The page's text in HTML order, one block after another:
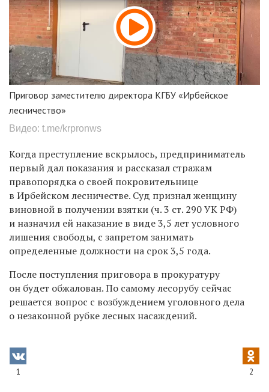
Приговор заместителю директора КГБУ «Ирбейское
лесничество»
Видео: t.me/krpronws
Когда преступление вскрылось, предприниматель
первый дал показания и рассказал стражам
правопорядка о своей покровительнице
в Ирбейском лесничестве. Суд признал женщину
виновной в получении взятки (ч. 3 ст. 290 УК РФ)
и назначил ей наказание в виде 3,5 лет условного
лишения свободы, с запретом занимать
определенные должности на срок 3,5 года.
После поступления приговора в прокуратуру
он будет обжалован. По самому лесорубу сейчас
решается вопрос с возбуждением уголовного дела
о незаконной рубке лесных насаждений.
1 2